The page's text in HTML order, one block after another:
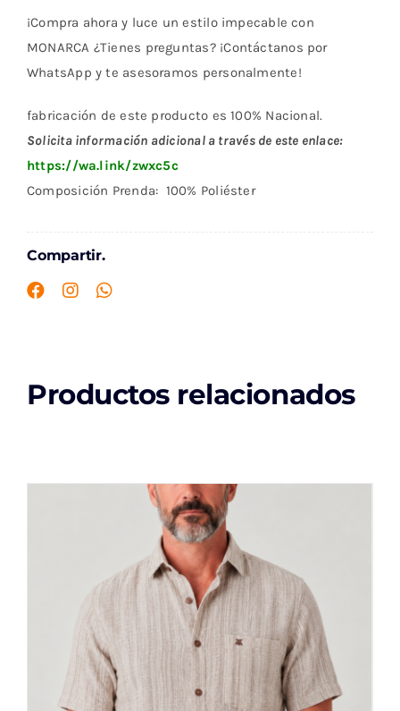
¡Compra ahora y luce un estilo impecable con
MONARCA ¿Tienes preguntas? ¡Contáctanos por
WhatsApp y te asesoramos personalmente!
fabricación de este producto es 100% Nacional.
Solicita información adicional a través de este enlace:
https://wa.link/zwxc5c
Composición Prenda: 100% Poliéster
Compartir.
Productos relacionados